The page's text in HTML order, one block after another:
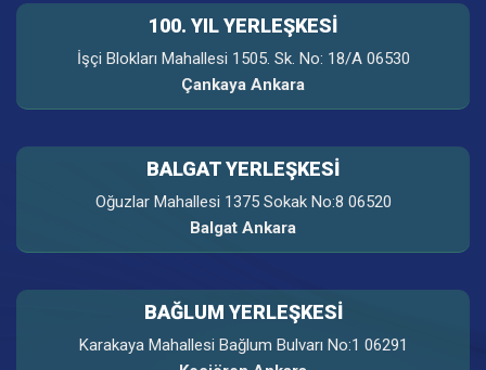
100. YIL YERLEŞKESI
İşçi Blokları Mahallesi 1505. Sk. No: 18/A 06530
Çankaya Ankara
BALGAT YERLEŞKESİ
Oğuzlar Mahallesi 1375 Sokak No:8 06520
Balgat Ankara
BAĞLUM YERLEŞKESİ
Karakaya Mahallesi Bağlum Bulvarı No:1 06291